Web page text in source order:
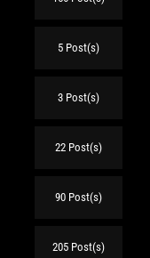
5 Post(s)
3 Post(s)
22 Post(s)
90 Post(s)
205 Post(s)